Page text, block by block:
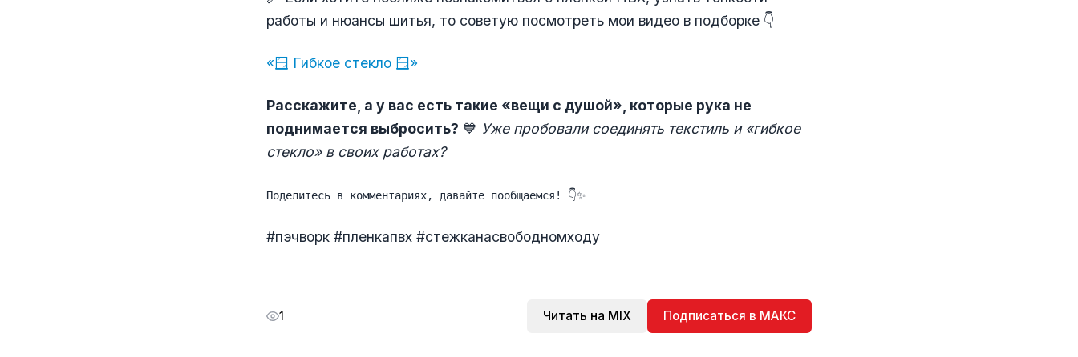
работы и нюансы шитья, то советую посмотреть мои видео в подборке 👇
«🪟 Гибкое стекло 🪟»
Расскажите, а у вас есть такие «вещи с душой», которые рука не
поднимается выбросить? 💙 Уже пробовали соединять текстиль и «гибкое
стекло» в своих работах?
Поделитесь в комментариях, давайте пообщаемся! 👇✨
#пэчворк #пленкапвх #стежканасвободномходу
1 Читать на MIX Подписаться в МАКС